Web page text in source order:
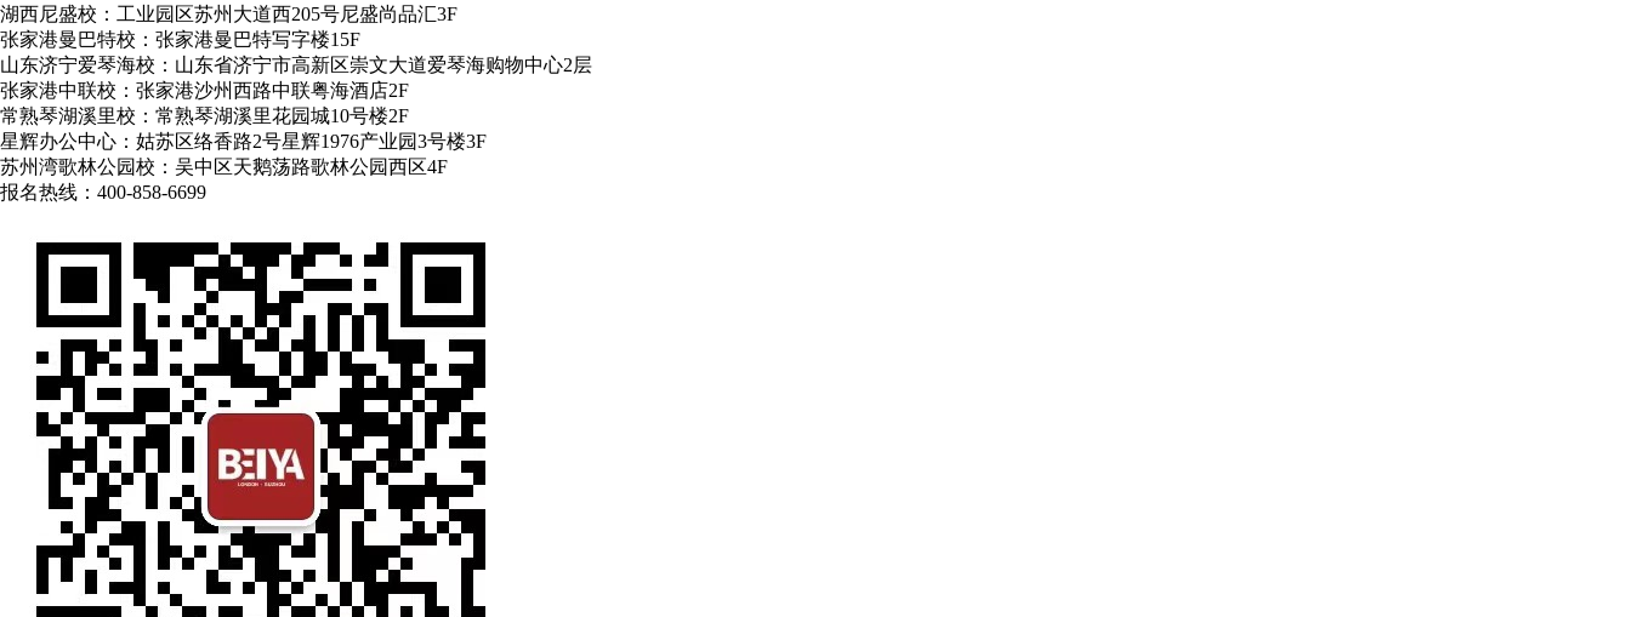
湖西尼盛校：工业园区苏州大道西205号尼盛尚品汇3F
张家港曼巴特校：张家港曼巴特写字楼15F
山东济宁爱琴海校：山东省济宁市高新区崇文大道爱琴海购物中心2层
张家港中联校：张家港沙州西路中联粤海酒店2F
常熟琴湖溪里校：常熟琴湖溪里花园城10号楼2F
星辉办公中心：姑苏区络香路2号星辉1976产业园3号楼3F
苏州湾歌林公园校：吴中区天鹅荡路歌林公园西区4F
报名热线：400-858-6699